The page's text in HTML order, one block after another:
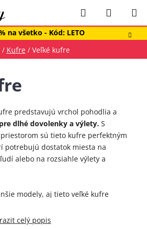
na všetko - Kód: LETO
Hľadať
KOŠÍK
/ Kufre / Veľké kufre
predstavujú vrchol pohodlia a
dlhé dovolenky a výlety. S
sú tieto kufre perfektným
potrebujú dostatok miesta na
alebo na rozsiahle výlety a
modely, aj tieto veľké kufre
Rozličné druhy dizajnov a
celý popis